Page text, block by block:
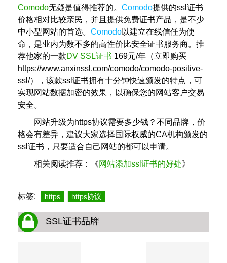
Comodo无疑是值得推荐的。 Comodo提供的ssl证书
价格相对比较亲民，并且提供免费证书产品，是不少
中小型网站的首选。 Comodo以建立在线信任为使
命，是业内为数不多的高性价比安全证书服务商。推
荐他家的一款DV SSL证书 169元/年（立即购买
https://www.anxinssl.com/comodo/comodo-positive-
ssl/），该款ssl证书拥有十分钟快速颁发的特点，可
实现网站数据加密的效果，以确保您的网站客户交易
安全。
网站升级为https协议需要多少钱？不同品牌，价
格会有差异，建议大家选择国际权威的CA机构颁发的
ssl证书，只要适合自己网站的都可以申请。
相关阅读推荐：《网站添加ssl证书的好处》
标签: https https协议
SSL证书品牌